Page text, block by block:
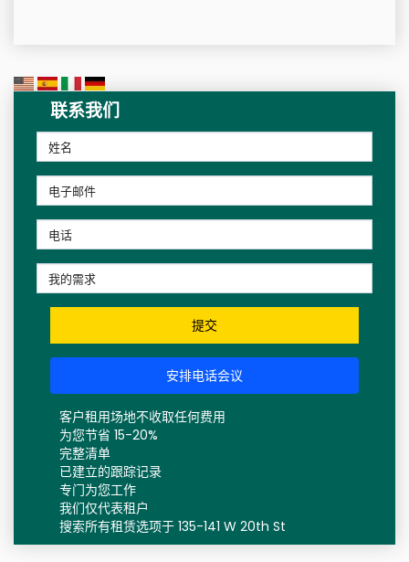
联系我们
提交
安排电话会议
客户租用场地不收取任何费用
为您节省 15-20%
完整清单
已建立的跟踪记录
专门为您工作
我们仅代表租户
搜索所有租赁选项于 135-141 W 20th St